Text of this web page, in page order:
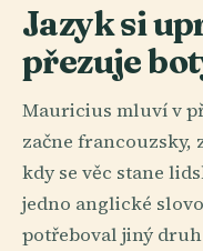
Jazyk si
přezuje
Mauricius mluví v
začne francouzsky,
kdy se věc stane
jedno anglické
potřeboval jiný